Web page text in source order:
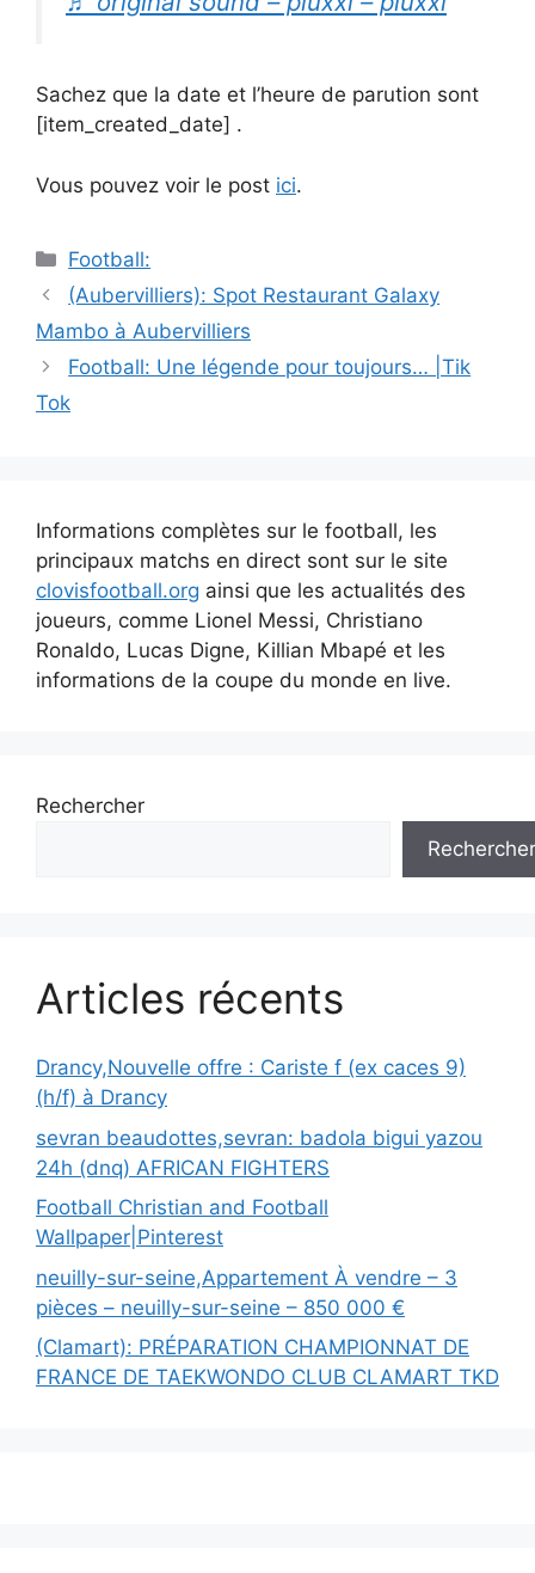
Sachez que la date et l’heure de parution sont
[item_created_date] .
Vous pouvez voir le post ici.
Catégories
Football:
Navigation
des
(Aubervilliers): Spot Restaurant Galaxy
Mambo à Aubervilliers
Football: Une légende pour toujours… |Tik
Tok
Informations complètes sur le football, les
principaux matchs en direct sont sur le site
clovisfootball.org ainsi que les actualités des
joueurs, comme Lionel Messi, Christiano
Ronaldo, Lucas Digne, Killian Mbapé et les
informations de la coupe du monde en live.
Rechercher
Rechercher
Articles récents
Drancy,Nouvelle offre : Cariste f (ex caces 9)
(h/f) à Drancy
sevran beaudottes,sevran: badola bigui yazou
24h (dnq) AFRICAN FIGHTERS
Football Christian and Football
Wallpaper|Pinterest
neuilly-sur-seine,Appartement À vendre – 3
pièces – neuilly-sur-seine – 850 000 €
(Clamart): PRÉPARATION CHAMPIONNAT DE
FRANCE DE TAEKWONDO CLUB CLAMART TKD